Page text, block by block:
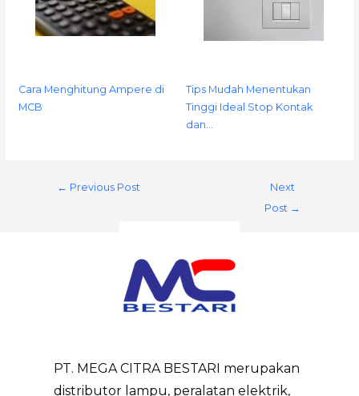
Cara Menghitung Ampere di
MCB
Tips Mudah Menentukan
Tinggi Ideal Stop Kontak
dan…
← Previous Post
Next
Post →
PT. MEGA CITRA BESTARI merupakan
distributor lampu, peralatan elektrik,